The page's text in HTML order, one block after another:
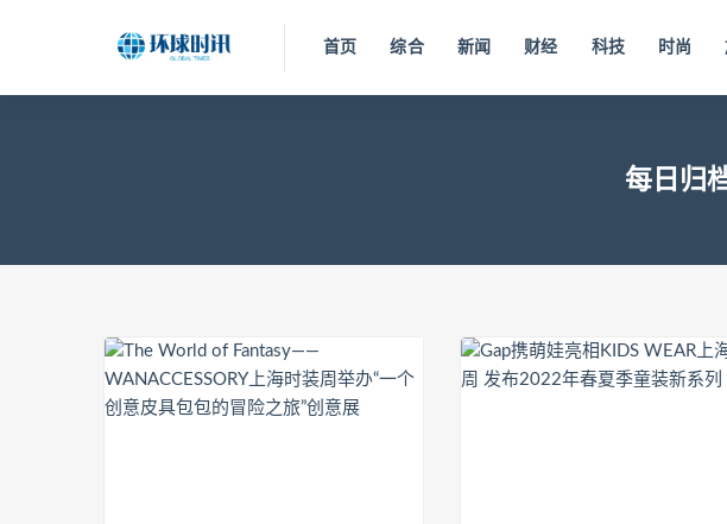
首页 综合 新闻 财经 科技 时尚
每日归